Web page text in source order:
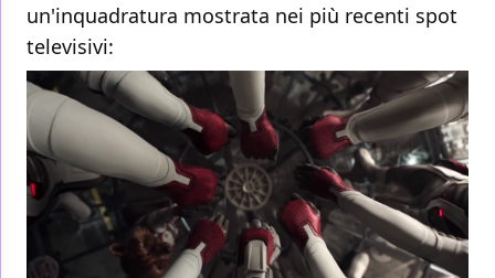
un'inquadratura mostrata nei più recenti spot
televisivi: